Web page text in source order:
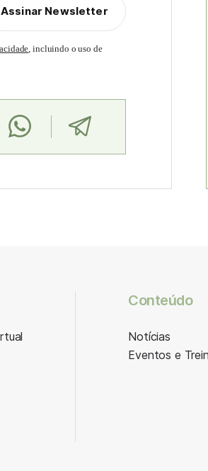
Assinar Newsletter
, incluindo o uso de
Conteúdo
Notícias
Eventos e